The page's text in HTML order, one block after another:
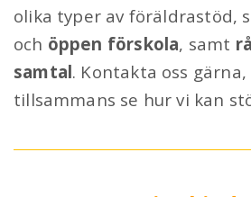
olika typer av föräldrastöd,
och öppen förskola, samt
samtal. Kontakta oss gärna,
tillsammans se hur vi kan